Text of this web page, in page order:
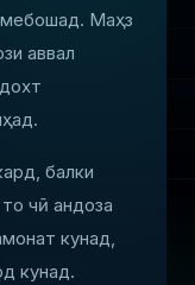
мебошад. Маҳз
аввал
балки
чӣ андоза
кунад,
кунад.